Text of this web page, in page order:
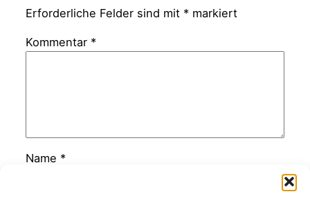
Erforderliche Felder sind mit *markiert
Kommentar *
Name *